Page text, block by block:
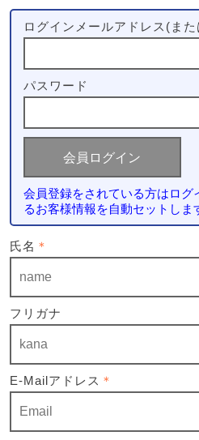
ログインメールアドレス(ま
パスワード
会員登録をされている方はログ
るお客様情報を自動セットしま
氏名 ＊
フリガナ
E-Mailアドレス ＊